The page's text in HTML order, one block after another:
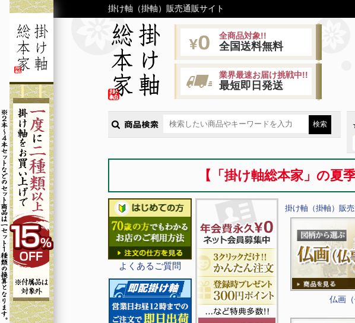
掛け軸（掛軸）販売通販サイト
全商品対象!!
全国送料無料
業界最速お届け挑戦中!!
最短即日発送
【「掛け軸総本家」の
よくあるご質問
掛け軸（掛軸）販
仏画（